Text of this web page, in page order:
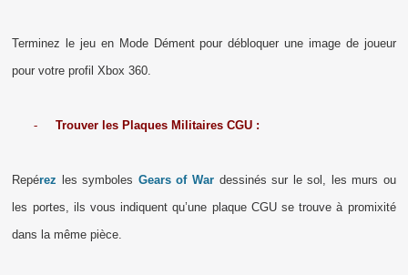
Terminez le jeu en Mode Dément pour débloquer une image de joueur
pour votre profil Xbox 360.
- Trouver les Plaques Militaires CGU :
Repérez les symboles Gears of War dessinés sur le sol, les murs ou
les portes, ils vous indiquent qu’une plaque CGU se trouve à promixité
dans la même pièce.